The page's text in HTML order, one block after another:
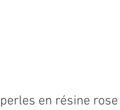
en résine rose